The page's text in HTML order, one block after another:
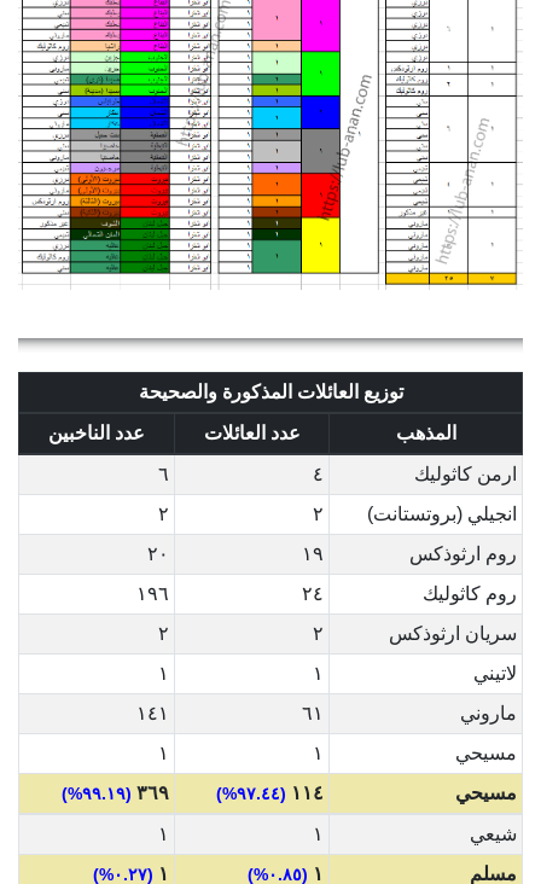
توزيع العائلات المذكورة والصحيحة
المذهب
عدد العائلات
عدد الناخبين
ارمن كاثوليك
٤
٦
انجيلي (بروتستانت)
٢
٢
روم ارثوذكس
١٩
٢٠
روم كاثوليك
٢٤
١٩٦
سريان ارثوذكس
٢
٢
لاتيني
١
١
ماروني
٦١
١٤١
مسيحي
١
١
مسيحي
١١٤ (٩٧.٤٤%) ٣٦٩ (٩٩.١٩%)
شيعي ١
١
مسلم
١ (٠.٨٥%) ١ (٠.٢٧%)